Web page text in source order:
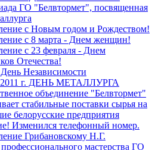
ГО "Белвтормет", посвященная
с Новым годом и Рождеством!
с 8 марта - Днем женщин!
с 23 февраля - Днем
Отечества!
Независимости
2011 г. ДЕНЬ МЕТАЛЛУРГА
объединение "Белвтормет"
стабильные поставки сырья на
белорусские предприятия
Изменился телефонный номер.
Грибановскому Н.Г.
мастерства ГО